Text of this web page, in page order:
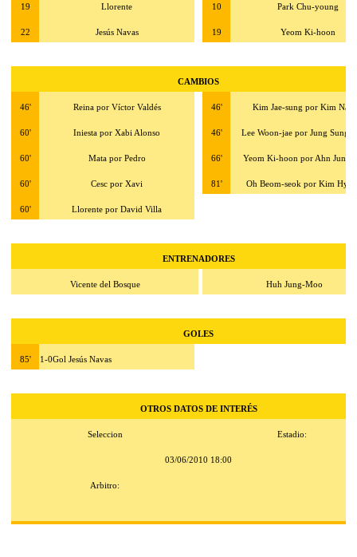
19 Llorente
22 Jesús Navas
10 Park Chu-young
19 Yeom Ki-hoon
CAMBIOS
46' Reina por Víctor Valdés
60' Iniesta por Xabi Alonso
60' Mata por Pedro
60' Cesc por Xavi
60' Llorente por David Villa
46' Kim Jae-sung por Kim
46' Lee Woon-jae por Jung Sung-
66' Yeom Ki-hoon por Ahn Jung-
81' Oh Beom-seok por Kim
ENTRENADORES
Vicente del Bosque Huh Jung-Moo
GOLES
85' 1-0Gol Jesús Navas
OTROS DATOS DE INTERÉS
Seleccion Estadio:
03/06/2010 18:00
Arbitro: